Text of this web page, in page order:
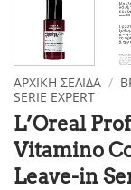
ΑΡΧΙΚΉ ΣΕΛΊΔΑ /
SERIE EXPERT
L’Oreal
Vitamino
Leave-in